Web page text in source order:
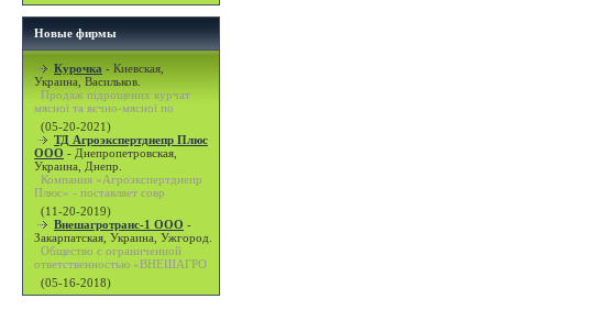
Новые фирмы
Курочка - Киевская,
Украина, Васильков.
Продаж підрощених курчат
мясної та яєчно-мясної по
(05-20-2021)
ТД Агроэкспертднепр Плюс
ООО - Днепропетровская,
Украина, Днепр.
Компания «Агроэкспертднепр
Плюс» - поставляет совр
(11-20-2019)
Внешагротранс-1 ООО -
Закарпатская, Украина, Ужгород.
Общество с ограниченной
ответственностью «ВНЕШАГРО
(05-16-2018)